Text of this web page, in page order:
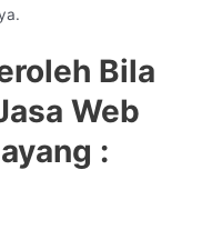
Bila
Web
: